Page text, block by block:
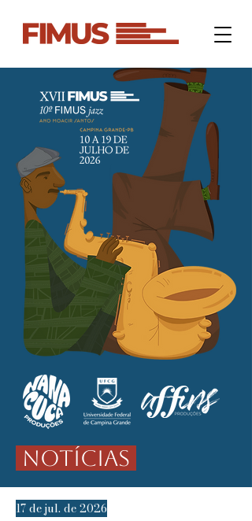
NOTÍCIAS
17 de jul. de 2026